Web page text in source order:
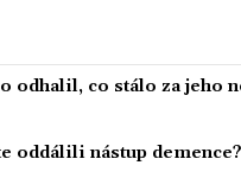
odhalil, co stálo za jeho
oddálili nástup demence?